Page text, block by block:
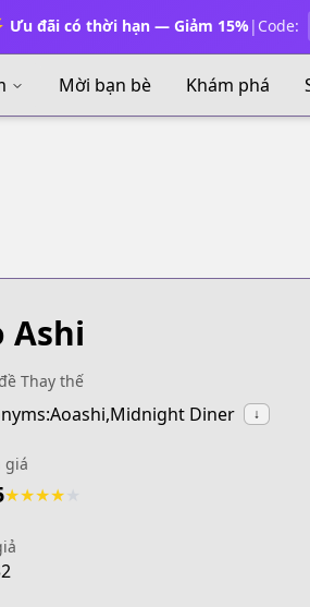
Ưu đãi có thời hạn — Giảm 15%| Code:
Mời bạn bè Khám phá
Ashi
Thay thế
Diner ↓
giá
★★★★